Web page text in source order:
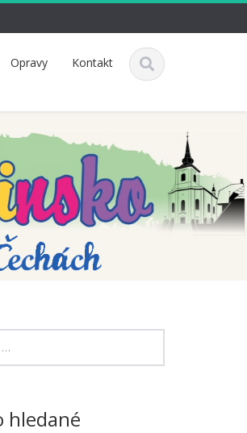
Opravy Kontakt
hledané